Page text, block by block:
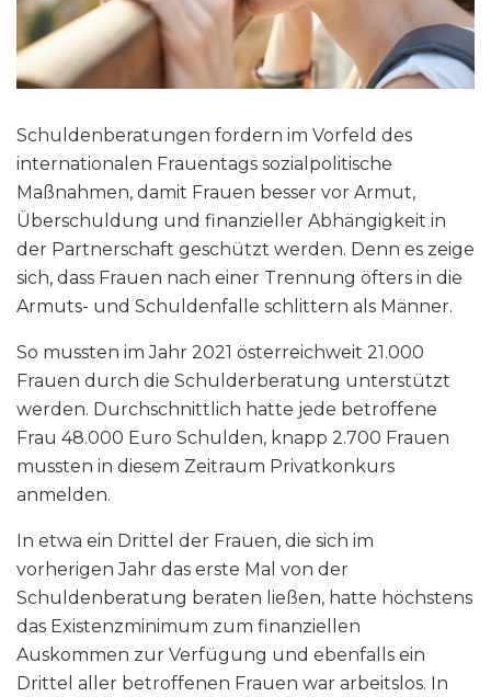
Schuldenberatungen fordern im Vorfeld des
internationalen Frauentags sozialpolitische
Maßnahmen, damit Frauen besser vor Armut,
Überschuldung und finanzieller Abhängigkeit in
der Partnerschaft geschützt werden. Denn es zeige
sich, dass Frauen nach einer Trennung öfters in die
Armuts- und Schuldenfalle schlittern als Männer.
So mussten im Jahr 2021 österreichweit 21.000
Frauen durch die Schulderberatung unterstützt
werden. Durchschnittlich hatte jede betroffene
Frau 48.000 Euro Schulden, knapp 2.700 Frauen
mussten in diesem Zeitraum Privatkonkurs
anmelden.
In etwa ein Drittel der Frauen, die sich im
vorherigen Jahr das erste Mal von der
Schuldenberatung beraten ließen, hatte höchstens
das Existenzminimum zum finanziellen
Auskommen zur Verfügung und ebenfalls ein
Drittel aller betroffenen Frauen war arbeitslos. In